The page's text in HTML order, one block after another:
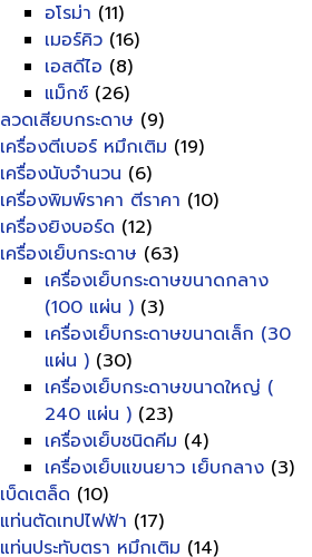
อโรม่า (11)
เมอร์คิว (16)
เอสดีไอ (8)
แม็กซ์ (26)
ลวดเสียบกระดาษ (9)
เครื่องตีเบอร์ หมึกเติม (19)
เครื่องนับจำนวน (6)
เครื่องพิมพ์ราคา ตีราคา (10)
เครื่องยิงบอร์ด (12)
เครื่องเย็บกระดาษ (63)
เครื่องเย็บกระดาษขนาดกลาง
(100 แผ่น ) (3)
เครื่องเย็บกระดาษขนาดเล็ก (30
แผ่น ) (30)
เครื่องเย็บกระดาษขนาดใหญ่ (
240 แผ่น ) (23)
เครื่องเย็บชนิดคีม (4)
เครื่องเย็บแขนยาว เย็บกลาง (3)
เบ็ดเตล็ด (10)
แท่นตัดเทปไฟฟ้า (17)
แท่นประทับตรา หมึกเติม (14)